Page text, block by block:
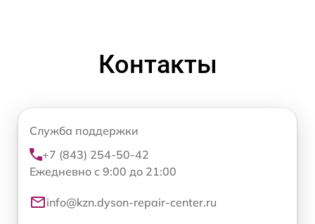
Контакты
Служба поддержки
+7 (843) 254-50-42
Ежедневно с 9:00 до 21:00
info@kzn.dyson-repair-center.ru